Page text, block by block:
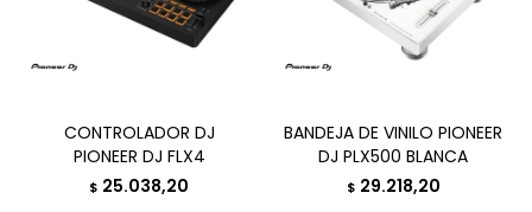
CONTROLADOR DJ
PIONEER DJ FLX4
$ 25.038,20
BANDEJA DE VINILO PIONEER
DJ PLX500 BLANCA
$ 29.218,20